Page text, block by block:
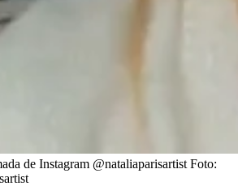
de Instagram @nataliaparisartist Foto: